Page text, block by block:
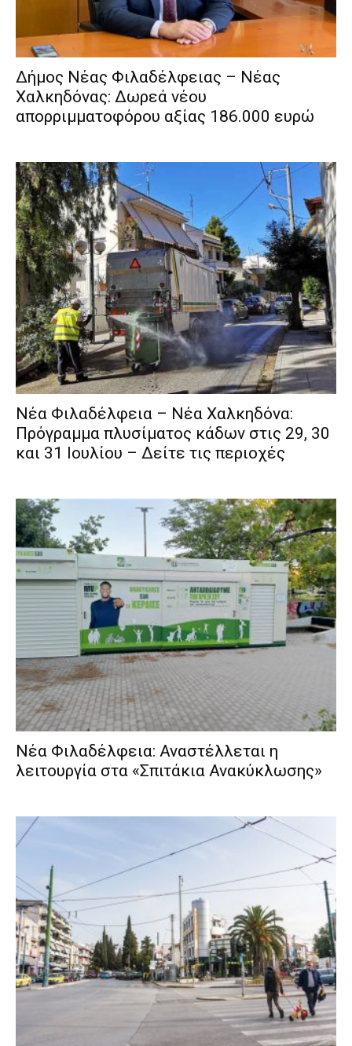
Δήμος Νέας Φιλαδέλφειας – Νέας
Χαλκηδόνας: Δωρεά νέου
απορριμματοφόρου αξίας 186.000 ευρώ
Νέα Φιλαδέλφεια – Νέα Χαλκηδόνα:
Πρόγραμμα πλυσίματος κάδων στις 29, 30
και 31 Ιουλίου – Δείτε τις περιοχές
Νέα Φιλαδέλφεια: Αναστέλλεται η
λειτουργία στα «Σπιτάκια Ανακύκλωσης»